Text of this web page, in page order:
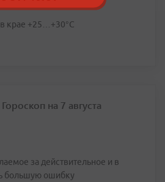
крае +25…+30°C
Гороскоп на 7 августа
за действительное и в
большую ошибку